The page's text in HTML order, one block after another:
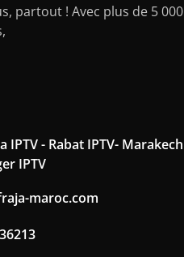
partout ! Avec plus de 5 000
IPTV - Rabat IPTV- Marakech
IPTV
maroc.com